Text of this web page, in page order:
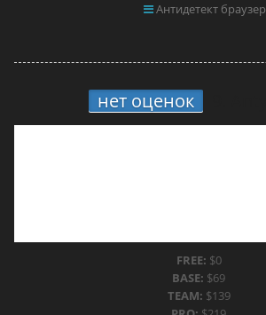
Антидетект браузер
нет оценок
FREE: $0
BASE: $69
TEAM: $139